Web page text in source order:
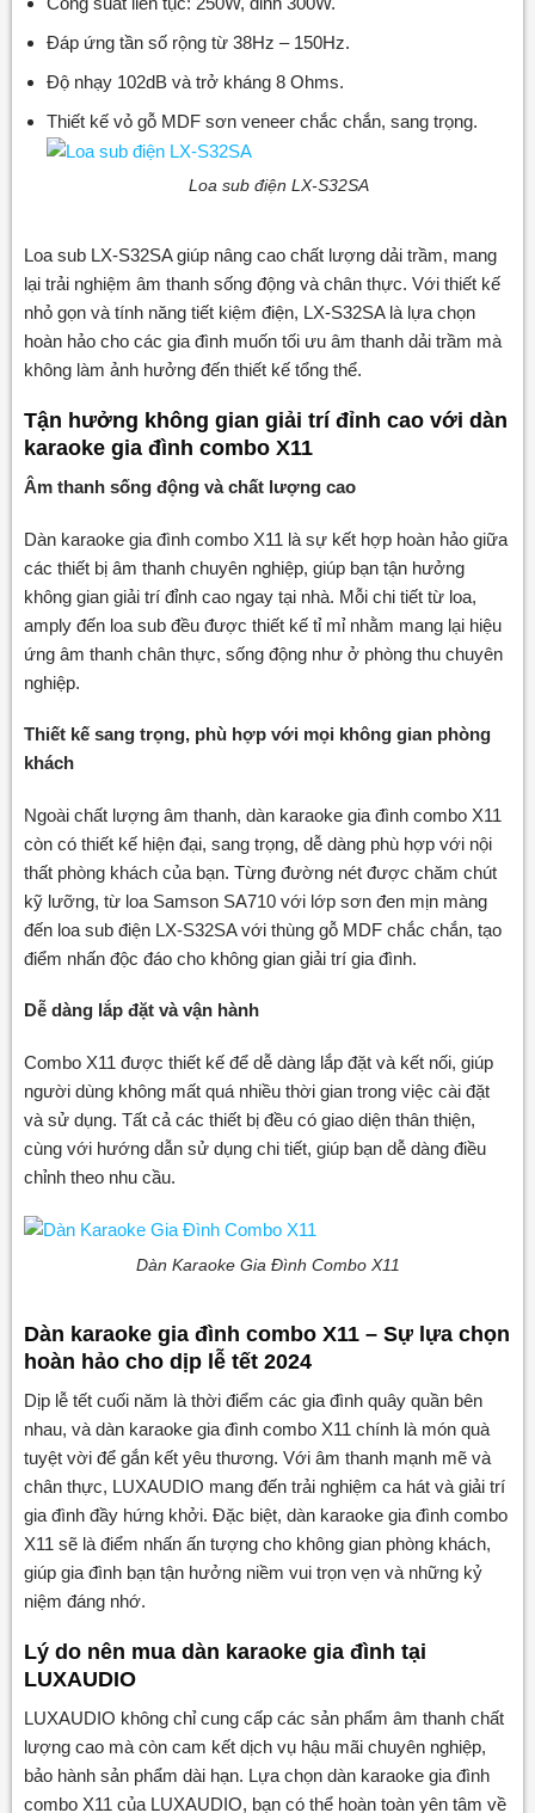
Đáp ứng tần số rộng từ 38Hz – 150Hz.
Độ nhạy 102dB và trở kháng 8 Ohms.
Thiết kế vỏ gỗ MDF sơn veneer chắc chắn, sang trọng.
Loa sub điện LX-S32SA
Loa sub LX-S32SA giúp nâng cao chất lượng dải trầm, mang
lại trải nghiệm âm thanh sống động và chân thực. Với thiết kế
nhỏ gọn và tính năng tiết kiệm điện, LX-S32SA là lựa chọn
hoàn hảo cho các gia đình muốn tối ưu âm thanh dải trầm mà
không làm ảnh hưởng đến thiết kế tổng thể.
Tận hưởng không gian giải trí đỉnh cao với dàn
karaoke gia đình combo X11
Âm thanh sống động và chất lượng cao
Dàn karaoke gia đình combo X11 là sự kết hợp hoàn hảo giữa
các thiết bị âm thanh chuyên nghiệp, giúp bạn tận hưởng
không gian giải trí đỉnh cao ngay tại nhà. Mỗi chi tiết từ loa,
amply đến loa sub đều được thiết kế tỉ mỉ nhằm mang lại hiệu
ứng âm thanh chân thực, sống động như ở phòng thu chuyên
nghiệp.
Thiết kế sang trọng, phù hợp với mọi không gian phòng
khách
Ngoài chất lượng âm thanh, dàn karaoke gia đình combo X11
còn có thiết kế hiện đại, sang trọng, dễ dàng phù hợp với nội
thất phòng khách của bạn. Từng đường nét được chăm chút
kỹ lưỡng, từ loa Samson SA710 với lớp sơn đen mịn màng
đến loa sub điện LX-S32SA với thùng gỗ MDF chắc chắn, tạo
điểm nhấn độc đáo cho không gian giải trí gia đình.
Dễ dàng lắp đặt và vận hành
Combo X11 được thiết kế để dễ dàng lắp đặt và kết nối, giúp
người dùng không mất quá nhiều thời gian trong việc cài đặt
và sử dụng. Tất cả các thiết bị đều có giao diện thân thiện,
cùng với hướng dẫn sử dụng chi tiết, giúp bạn dễ dàng điều
chỉnh theo nhu cầu.
Dàn Karaoke Gia Đình Combo X11
Dàn karaoke gia đình combo X11 – Sự lựa chọn
hoàn hảo cho dịp lễ tết 2024
Dịp lễ tết cuối năm là thời điểm các gia đình quây quần bên
nhau, và dàn karaoke gia đình combo X11 chính là món quà
tuyệt vời để gắn kết yêu thương. Với âm thanh mạnh mẽ và
chân thực, LUXAUDIO mang đến trải nghiệm ca hát và giải trí
gia đình đầy hứng khởi. Đặc biệt, dàn karaoke gia đình combo
X11 sẽ là điểm nhấn ấn tượng cho không gian phòng khách,
giúp gia đình bạn tận hưởng niềm vui trọn vẹn và những kỷ
niệm đáng nhớ.
Lý do nên mua dàn karaoke gia đình tại
LUXAUDIO
LUXAUDIO không chỉ cung cấp các sản phẩm âm thanh chất
lượng cao mà còn cam kết dịch vụ hậu mãi chuyên nghiệp,
bảo hành sản phẩm dài hạn. Lựa chọn dàn karaoke gia đình
combo X11 của LUXAUDIO, bạn có thể hoàn toàn yên tâm về